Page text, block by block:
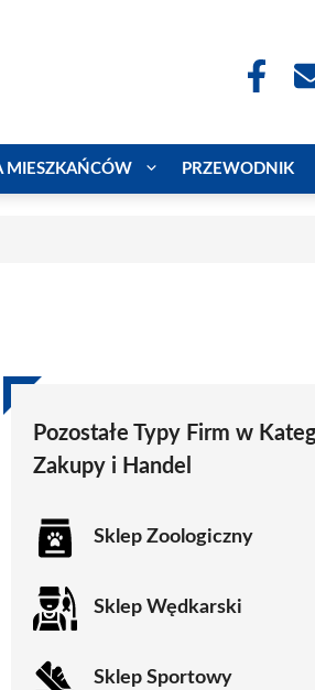
MIESZKAŃCÓW PRZEWODNIK
Pozostałe Typy Firm w
Zakupy i Handel
Sklep Zoologiczny
Sklep Wędkarski
Sklep Sportowy